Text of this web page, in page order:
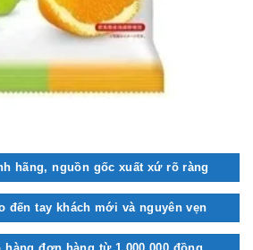
hãng, nguồn gốc xuất xứ rõ ràng
đến tay khách mới và nguyên vẹn